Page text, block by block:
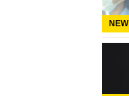
NEW